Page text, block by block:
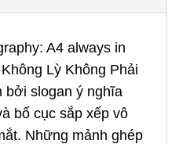
A4 always in
Lỳ Không Phải
bởi slogan ý nghĩa
bố cục sắp xếp vô
Những mảnh ghép